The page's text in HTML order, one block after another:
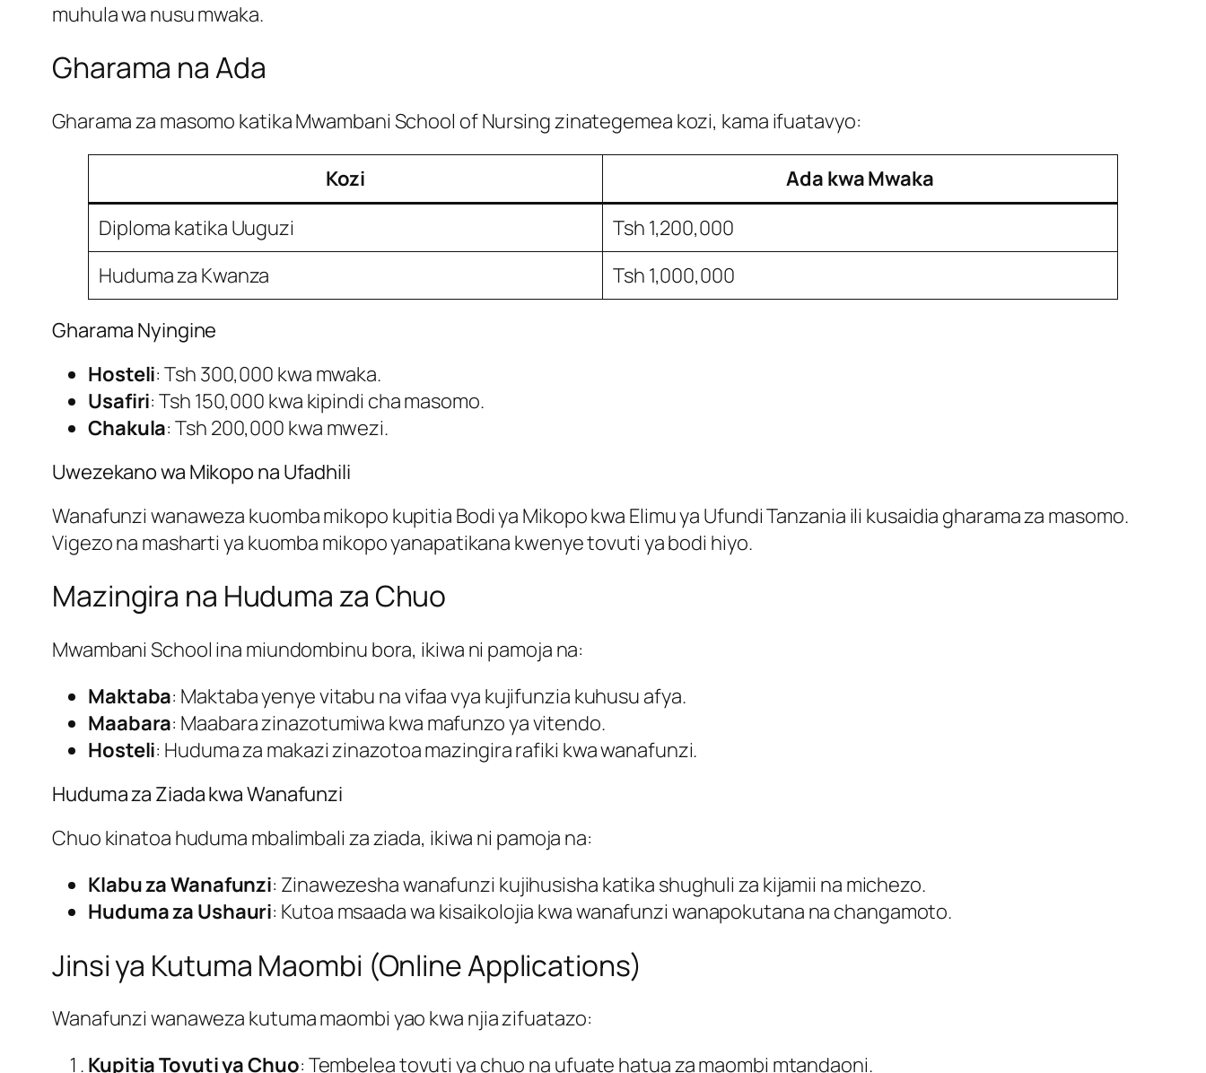
muhula wa nusu mwaka.
Gharama na Ada
Gharama za masomo katika Mwambani School of Nursing zinategemea kozi, kama ifuatavyo:
Kozi
Ada kwa Mwaka
Diploma katika Uuguzi
Tsh 1,200,000
Huduma za Kwanza
Tsh 1,000,000
Gharama Nyingine
Hosteli: Tsh 300,000 kwa mwaka.
Usafiri: Tsh 150,000 kwa kipindi cha masomo.
Chakula: Tsh 200,000 kwa mwezi.
Uwezekano wa Mikopo na Ufadhili
Wanafunzi wanaweza kuomba mikopo kupitia Bodi ya Mikopo kwa Elimu ya Ufundi Tanzania ili kusaidia gharama za masomo.
Vigezo na masharti ya kuomba mikopo yanapatikana kwenye tovuti ya bodi hiyo.
Mazingira na Huduma za Chuo
Mwambani School ina miundombinu bora, ikiwa ni pamoja na:
Maktaba: Maktaba yenye vitabu na vifaa vya kujifunzia kuhusu afya.
Maabara: Maabara zinazotumiwa kwa mafunzo ya vitendo.
Hosteli: Huduma za makazi zinazotoa mazingira rafiki kwa wanafunzi.
Huduma za Ziada kwa Wanafunzi
Chuo kinatoa huduma mbalimbali za ziada, ikiwa ni pamoja na:
Klabu za Wanafunzi: Zinawezesha wanafunzi kujihusisha katika shughuli za kijamii na michezo.
Huduma za Ushauri: Kutoa msaada wa kisaikolojia kwa wanafunzi wanapokutana na changamoto.
Jinsi ya Kutuma Maombi (Online Applications)
Wanafunzi wanaweza kutuma maombi yao kwa njia zifuatazo:
Kupitia Tovuti ya Chuo: Tembelea tovuti ya chuo na ufuate hatua za maombi mtandaoni.